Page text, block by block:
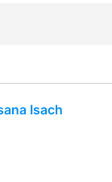
Isach